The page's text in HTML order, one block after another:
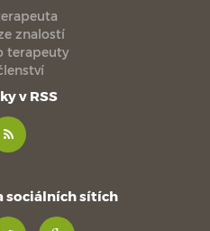
znalostí
terapeuty
v RSS
sociálních sítích